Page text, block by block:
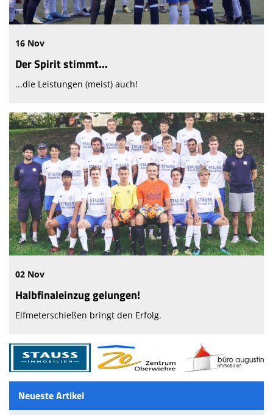
16 Nov
Der Spirit stimmt...
...die Leistungen (meist) auch!
02 Nov
Halbfinaleinzug gelungen!
Elfmeterschießen bringt den Erfolg.
Neueste Artikel